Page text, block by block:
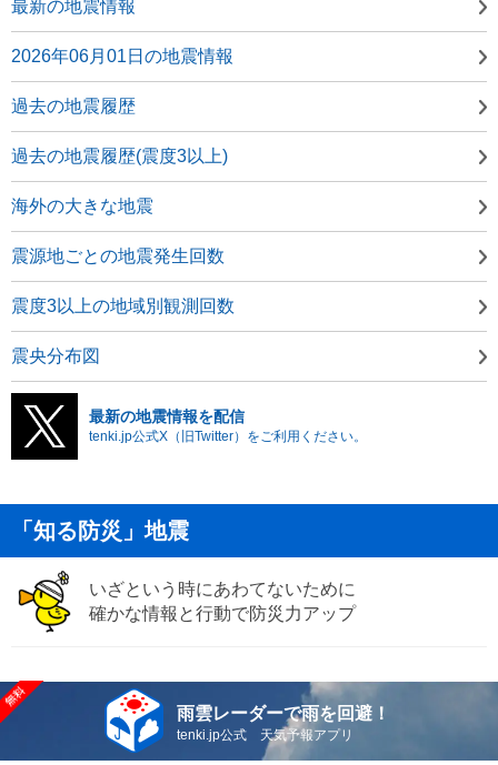
最新の地震情報
2026年06月01日の地震情報
過去の地震履歴
過去の地震履歴(震度3以上)
海外の大きな地震
震源地ごとの地震発生回数
震度3以上の地域別観測回数
震央分布図
最新の地震情報を配信
tenki.jp公式X（旧Twitter）をご利用ください。
「知る防災」地震
いざという時にあわてないために
確かな情報と行動で防災力アップ
雨雲レーダーで雨を回避！
tenki.jp公式 天気予報アプリ